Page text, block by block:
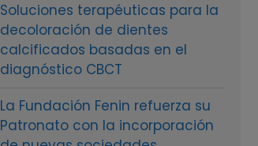
Soluciones terapéuticas para la
decoloración de dientes
calcificados basadas en el
diagnóstico CBCT
La Fundación Fenin refuerza su
Patronato con la incorporación